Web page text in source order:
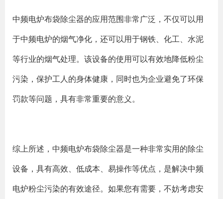
中频电炉布袋除尘器的应用范围非常广泛，不仅可以用
于中频电炉的烟气净化，还可以用于钢铁、化工、水泥
等行业的烟气处理。该设备的使用可以有效地降低粉尘
污染，保护工人的身体健康，同时也为企业避免了环保
罚款等问题，具有非常重要的意义。
综上所述，中频电炉布袋除尘器是一种非常实用的除尘
设备，具有高效、低成本、易操作等优点，是解决中频
电炉粉尘污染的有效途径。如果您有需要，不妨考虑安